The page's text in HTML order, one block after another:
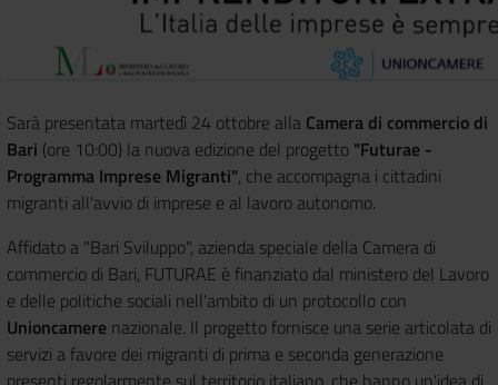
Sarà presentata martedì 24 ottobre alla Camera di commercio di
Bari (ore 10:00) la nuova edizione del progetto "Futurae -
Programma Imprese Migranti", che accompagna i cittadini
migranti all'avvio di imprese e al lavoro autonomo.
Affidato a "Bari Sviluppo", azienda speciale della Camera di
commercio di Bari, FUTURAE è finanziato dal ministero del Lavoro
e delle politiche sociali nell'ambito di un protocollo con
Unioncamere nazionale. Il progetto fornisce una serie articolata di
servizi a favore dei migranti di prima e seconda generazione